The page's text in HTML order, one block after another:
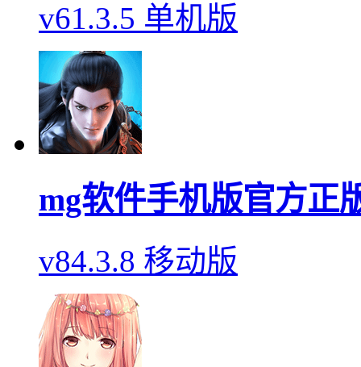
v61.3.5 单机版
mg软件手机版官方正
v84.3.8 移动版